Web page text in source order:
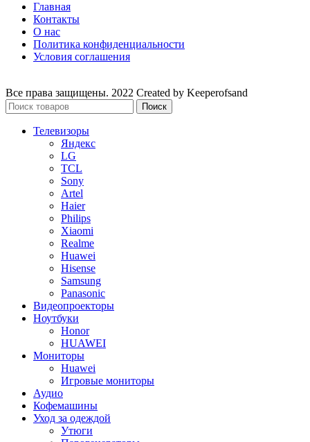
Главная
Контакты
О нас
Политика конфиденциальности
Условия соглашения
Все права защищены. 2022 Created by Keeperofsand
Поиск
Телевизоры
Яндекс
LG
TCL
Sony
Artel
Haier
Philips
Xiaomi
Realme
Huawei
Hisense
Samsung
Panasonic
Видеопроекторы
Ноутбуки
Honor
HUAWEI
Мониторы
Huawei
Игровые мониторы
Аудио
Кофемашины
Уход за одеждой
Утюги